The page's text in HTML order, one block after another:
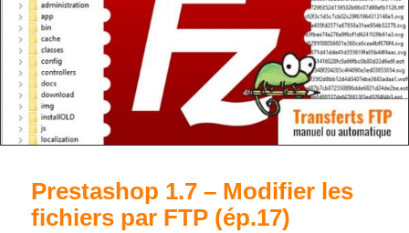
Prestashop 1.7 – Modifier les
fichiers par FTP (ép.17)